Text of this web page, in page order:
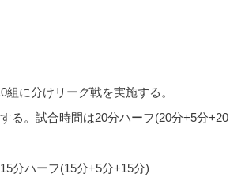
組に分けリーグ戦を実施する。
る。試合時間は20分ハーフ(20分+5分+20
分ハーフ(15分+5分+15分)